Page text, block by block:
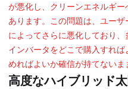
が悪化し、クリーンエネルギ
あります。この問題は、ユー
によってさらに悪化しており
インバータをどこで購入すれ
めればよいか確信が持てないま
高度なハイブリッド